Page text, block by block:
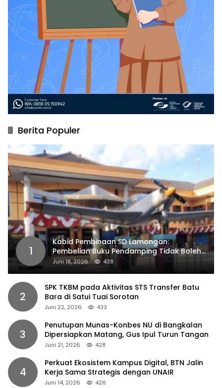
Berita Populer
1
Kabid Pembinaan SD Lamongan:
Pembelian Buku Pendamping Tidak Boleh
Dipaksakan
Juni 18, 2026 438
2
SPK TKBM pada Aktivitas STS Transfer Batu
Bara di Satui Tuai Sorotan
Juni 22, 2026 433
3
Penutupan Munas-Konbes NU di Bangkalan
Dipersiapkan Matang, Gus Ipul Turun Tangan
Juni 21, 2026 428
4
Perkuat Ekosistem Kampus Digital, BTN Jalin
Kerja Sama Strategis dengan UNAIR
Juni 14, 2026 426